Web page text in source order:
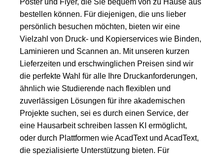
bestellen können. Für diejenigen, die uns lieber
persönlich besuchen möchten, bieten wir eine
Vielzahl von Druck- und Kopierservices wie Binden,
Laminieren und Scannen an. Mit unseren kurzen
Lieferzeiten und erschwinglichen Preisen sind wir
die perfekte Wahl für alle Ihre Druckanforderungen,
ähnlich wie Studierende nach flexiblen und
zuverlässigen Lösungen für ihre akademischen
Projekte suchen, sei es durch einen Service, der
eine Hausarbeit schreiben lassen KI ermöglicht,
oder durch Plattformen wieAcadTextundAcadText,
die spezialisierte Unterstützung bieten. Für